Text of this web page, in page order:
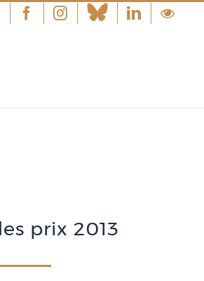
FacebookInstagram Linkedin
prix 2013